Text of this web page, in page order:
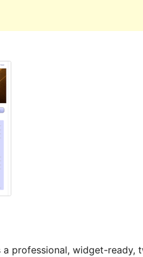
professional, widget-ready,